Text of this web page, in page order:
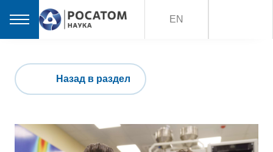
EN
Назад в раздел